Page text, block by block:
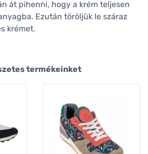
át pihenni, hogy a krém teljesen
Ezután töröljük le száraz
krémet.
termékeinket